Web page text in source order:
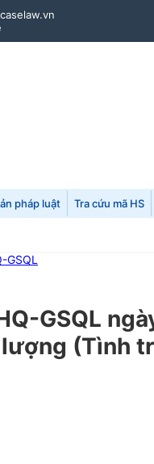
pháp luật Tra cứu mã HS
GSQL
GSQL
(Tình